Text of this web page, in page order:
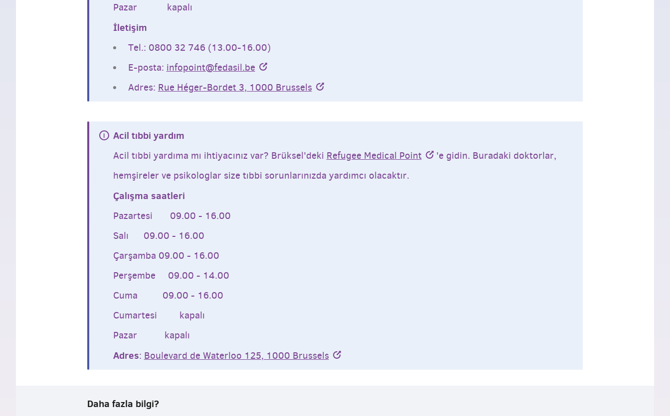
Pazar kapalı
İletişim
Tel.: 0800 32 746 (13.00-16.00)
E-posta: infopoint@fedasil.be
Adres: Rue Héger-Bordet 3, 1000 Brussels
Acil tıbbi yardım
Acil tıbbi yardıma mı ihtiyacınız var? Brüksel'deki Refugee Medical Point
'e gidin. Buradaki doktorlar,
hemşireler ve psikologlar size tıbbi sorunlarınızda yardımcı olacaktır.
Çalışma saatleri
Pazartesi 09.00 - 16.00
Salı 09.00 - 16.00
Çarşamba 09.00 - 16.00
Perşembe 09.00 - 14.00
Cuma 09.00 - 16.00
Cumartesi kapalı
Pazar kapalı
Adres: Boulevard de Waterloo 125, 1000 Brussels
Daha fazla bilgi?